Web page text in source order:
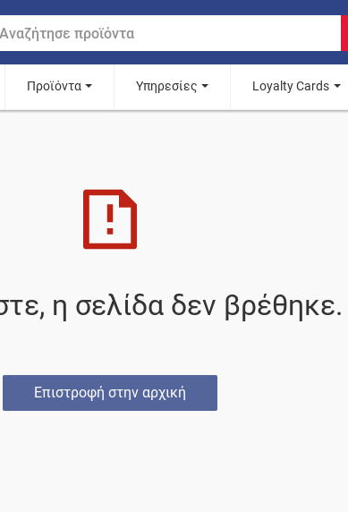
Προϊόντα Υπηρεσίες Loyalty Cards
η σελίδα δεν βρέθηκε.
Επιστροφή στην αρχική